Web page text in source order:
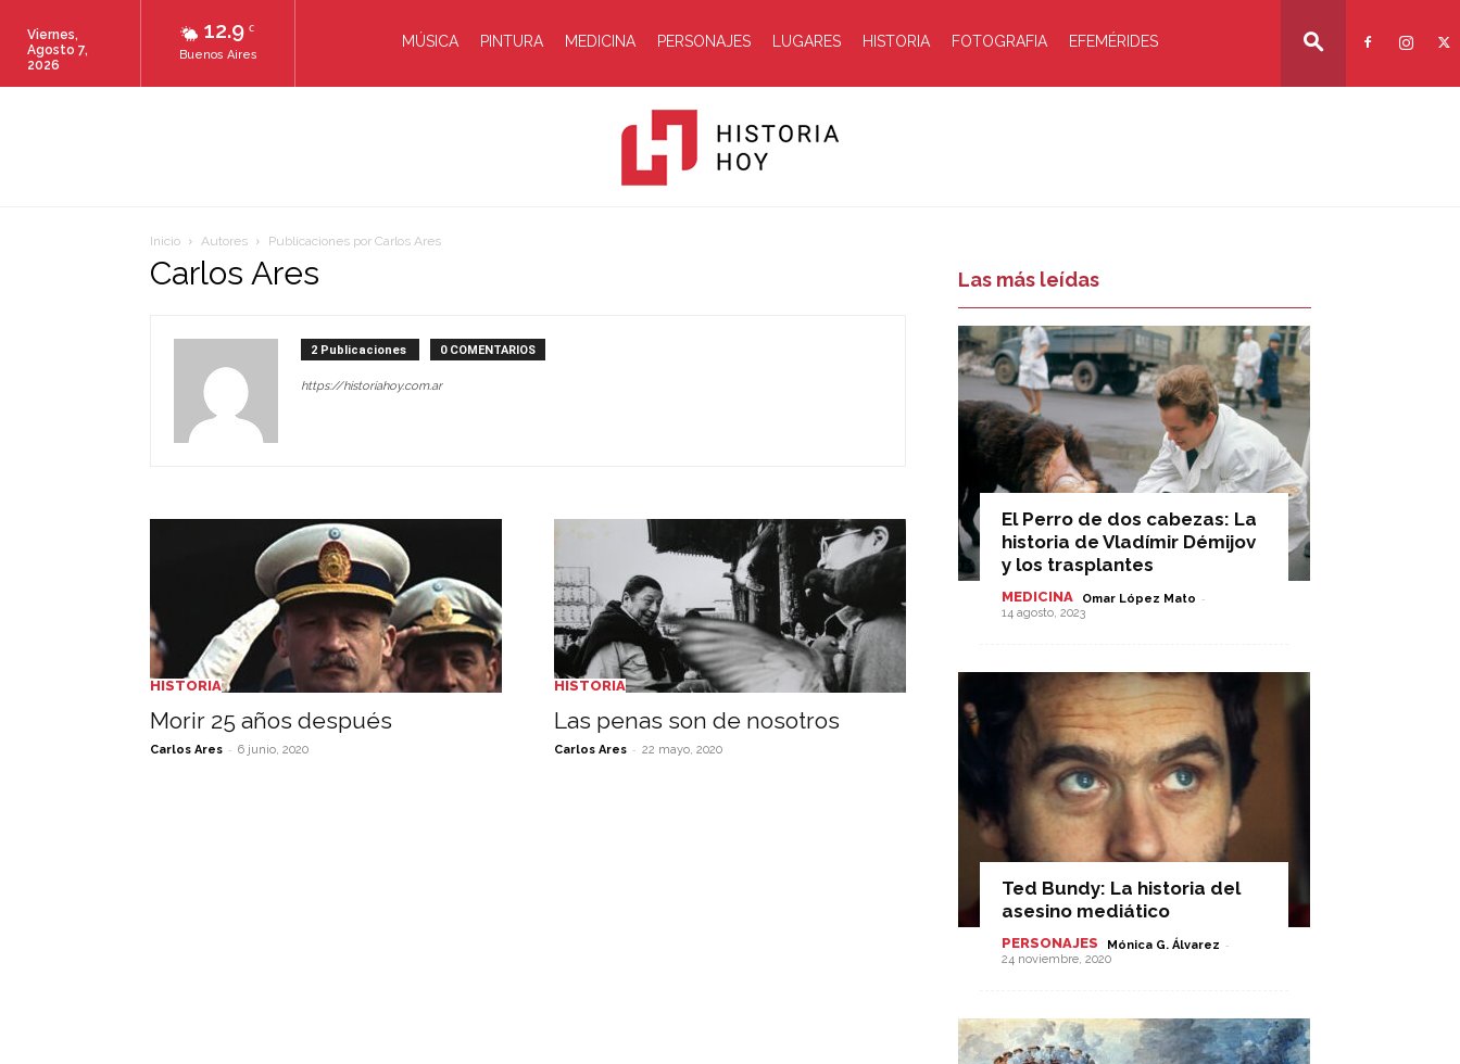
12.9 C
Buenos Aires
Viernes,
Agosto 7,
2026
MÚSICA PINTURA MEDICINA PERSONAJES LUGARES HISTORIA FOTOGRAFIA EFEMÉRIDES
Inicio Autores Publicaciones por Carlos Ares
Carlos Ares
2 Publicaciones 0 COMENTARIOS
https://historiahoy.com.ar
HISTORIA
Morir 25 años después
Carlos Ares - 6 junio, 2020
HISTORIA
Las penas son de nosotros
Carlos Ares - 22 mayo, 2020
Las más leídas
El Perro de dos cabezas: La
historia de Vladímir Démijov
y los trasplantes
MEDICINA Omar López Mato -
14 agosto, 2023
Ted Bundy: La historia del
asesino mediático
PERSONAJES Mónica G. Álvarez -
24 noviembre, 2020